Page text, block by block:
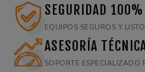
SEGURIDAD 100%
EQUIPOS SEGUROS Y
ASESORÍA
SOPORTE ESPECIALIZADO